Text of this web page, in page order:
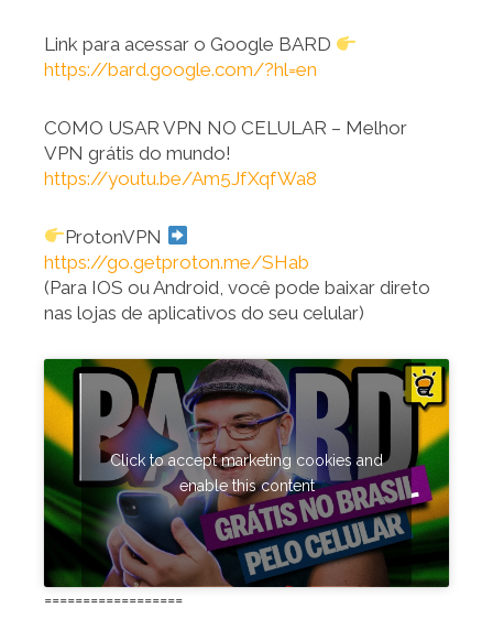
Link para acessar o Google BARD
https://bard.google.com/?hl=en
COMO USAR VPN NO CELULAR – Melhor
VPN grátis do mundo!
https://youtu.be/Am5JfXqfWa8
ProtonVPN
https://go.getproton.me/SHab
(Para IOS ou Android, você pode baixar direto
nas lojas de aplicativos do seu celular)
Click to accept marketing cookies and
enable this content
==================